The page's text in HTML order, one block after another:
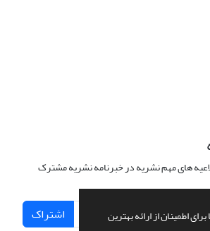
اطمینان از ارائه بهترین
های مهم نشریه در خبرنامه نشریه مشترک
اشتراک